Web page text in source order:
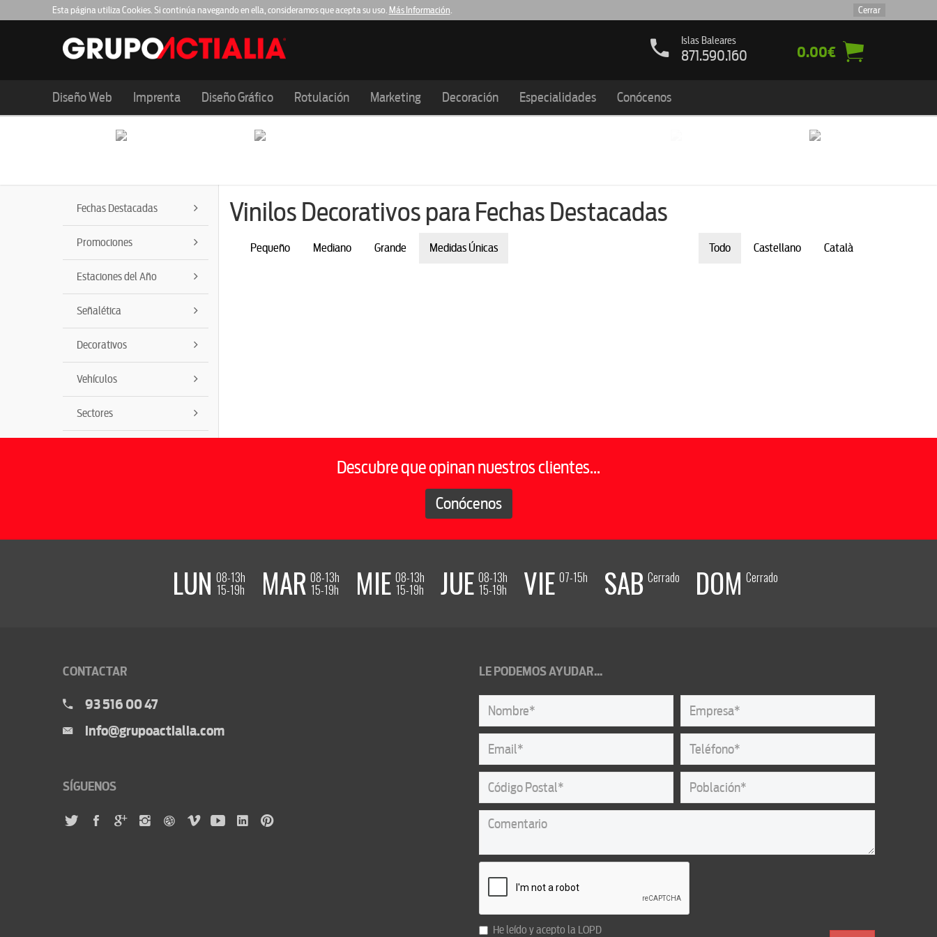
Esta página utiliza Cookies. Si continúa navegando en ella, consideramos que acepta su uso. Más Información. Cerrar
0.00€
Barcelona
93.159.61.20
Girona
972.983.614
Lleida
973.984.003 91.159.16.78
Islas Baleares
871.590.160
Diseño Web Imprenta Diseño Gráfico Rotulación Marketing Decoración Especialidades Conócenos
Fechas Destacadas
Promociones
Estaciones del Año
Señalética
Decorativos
Vehículos
Sectores
Vinilos Decorativos para Fechas Destacadas
Pequeño Mediano Grande Medidas Únicas Todo Castellano Català
Descubre que opinan nuestros clientes...
Conócenos
LUN 08-13h
15-19h MAR 08-13h
15-19h MIE 08-13h
15-19h JUE 08-13h
15-19h VIE 07-15h SAB Cerrado DOM Cerrado
LE PODEMOS AYUDAR...
He leído y acepto la LOPD
CONTACTAR
93 516 00 47
info@grupoactialia.com
SÍGUENOS